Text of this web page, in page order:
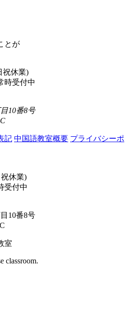
とが
祝休業)
時受付中
10番8号
記 中国語教室概要 プライバシーポ
祝休業)
受付中
10番8号
室
classroom.